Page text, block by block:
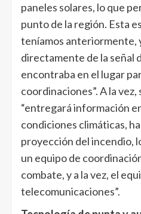
paneles solares, lo que
punto de la región. Esta
teníamos anteriormente,
directamente de la señal
encontraba en el lugar
coordinaciones”. A la
“entregará información
condiciones climáticas,
proyección del incendio,
un equipo de
combate, y a la vez, el
telecomunicaciones”.